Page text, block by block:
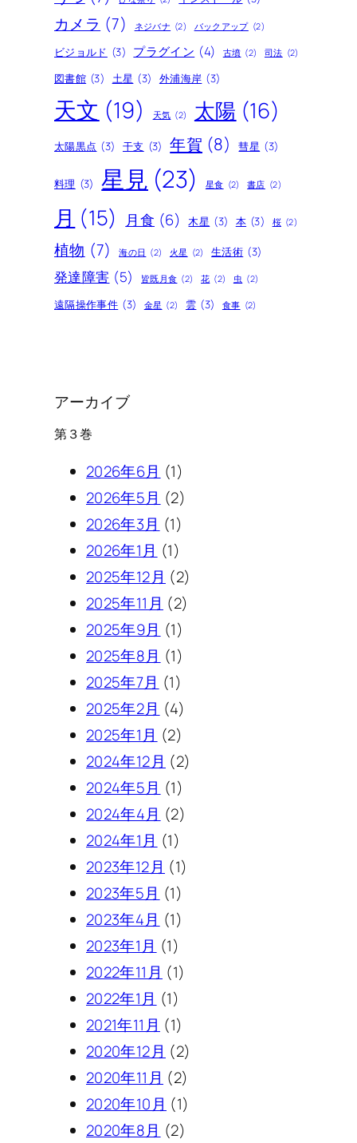
カメラ (7) ネジバナ (2) バックアップ (2)
ビジョルド (3) プラグイン (4) 古墳 (2) 司法 (2)
図書館 (3) 土星 (3) 外浦海岸 (3)
天文 (19) 天気 (2) 太陽 (16)
太陽黒点 (3) 干支 (3) 年賀 (8) 彗星 (3)
料理 (3) 星見 (23) 星食 (2) 書店 (2)
月 (15) 月食 (6) 木星 (3) 本 (3) 桜 (2)
植物 (7) 海の日 (2) 火星 (2) 生活術 (3)
発達障害 (5) 皆既月食 (2) 花 (2) 虫 (2)
遠隔操作事件 (3) 金星 (2) 雲 (3) 食事 (2)
アーカイブ
第３巻
2026年6月 (1)
2026年5月 (2)
2026年3月 (1)
2026年1月 (1)
2025年12月 (2)
2025年11月 (2)
2025年9月 (1)
2025年8月 (1)
2025年7月 (1)
2025年2月 (4)
2025年1月 (2)
2024年12月 (2)
2024年5月 (1)
2024年4月 (2)
2024年1月 (1)
2023年12月 (1)
2023年5月 (1)
2023年4月 (1)
2023年1月 (1)
2022年11月 (1)
2022年1月 (1)
2021年11月 (1)
2020年12月 (2)
2020年11月 (2)
2020年10月 (1)
2020年8月 (2)